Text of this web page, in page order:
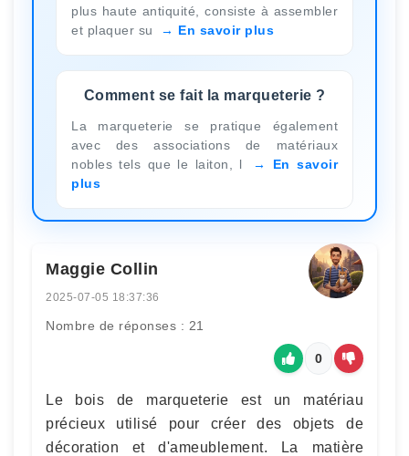
plus haute antiquité, consiste à assembler
et plaquer su
En savoir plus
Comment se fait la marqueterie ?
La marqueterie se pratique également
avec des associations de matériaux
nobles tels que le laiton, l
En savoir
plus
Maggie Collin
2025-07-05 18:37:36
Nombre de réponses : 21
0
Le bois de marqueterie est un matériau
précieux utilisé pour créer des objets de
décoration et d'ameublement. La matière